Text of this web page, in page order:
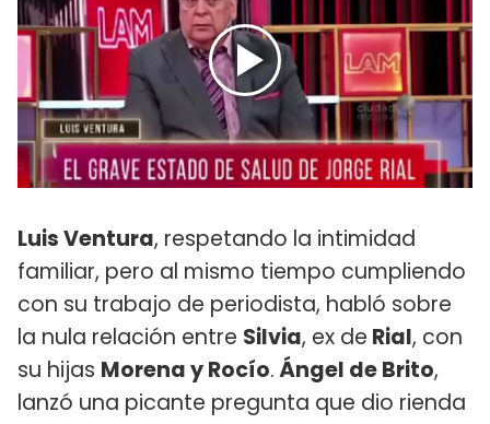
Luis Ventura, respetando la intimidad
familiar, pero al mismo tiempo cumpliendo
con su trabajo de periodista, habló sobre
la nula relación entre Silvia, ex de Rial, con
su hijas Morena y Rocío.Ángel de Brito,
lanzó una picante pregunta que dio rienda